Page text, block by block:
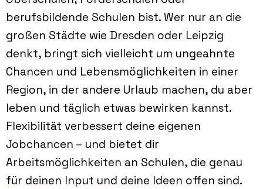
berufsbildende Schulen bist. Wer nur an die
großen Städte wie Dresden oder Leipzig
denkt, bringt sich vielleicht um ungeahnte
Chancen und Lebensmöglichkeiten in einer
Region, in der andere Urlaub machen, du aber
leben und täglich etwas bewirken kannst.
Flexibilität verbessert deine eigenen
Jobchancen – und bietet dir
Arbeitsmöglichkeiten an Schulen, die genau
für deinen Input und deine Ideen offen sind.